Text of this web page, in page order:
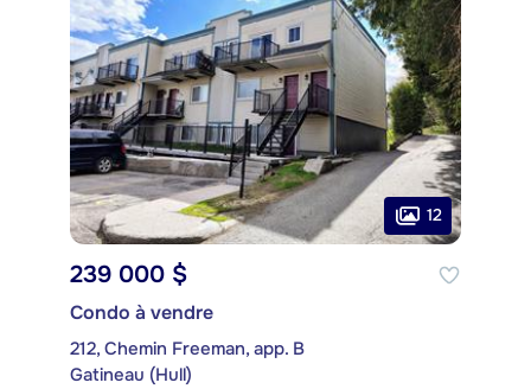
12
239 000 $
Condo à vendre
212, Chemin Freeman, app. B
Gatineau (Hull)